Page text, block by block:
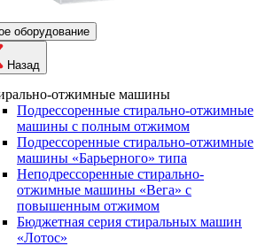
оборудование
Назад
отжимные машины
Подрессоренные стирально-отжимные
машины с полным отжимом
Подрессоренные стирально-отжимные
машины «Барьерного» типа
Неподрессоренные стирально-
отжимные машины «Вега» с
повышенным отжимом
Бюджетная серия стиральных машин
«Лотос»